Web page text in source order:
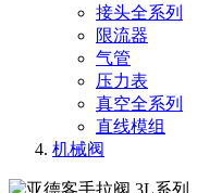
接头全系列
限流器
气管
压力表
真空全系列
直线模组
机械阀